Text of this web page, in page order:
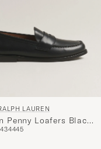
LAUREN
Penny Loafers Black
434445